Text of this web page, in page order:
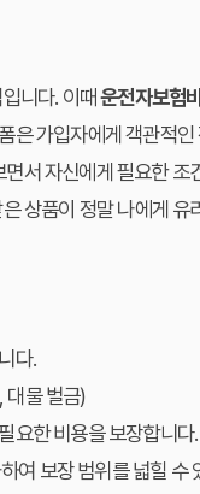
입니다. 이때운전자보험
은 가입자에게 객관적
서 자신에게 필요한
상품이 정말 나에게 유
다.
대물 벌금)
요한 비용을 보장합니다.
여 보장 범위를 넓힐 수